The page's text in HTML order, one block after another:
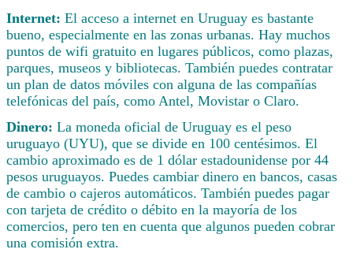
Internet: El acceso a internet en Uruguay es bastante
bueno, especialmente en las zonas urbanas. Hay muchos
puntos de wifi gratuito en lugares públicos, como plazas,
parques, museos y bibliotecas. También puedes contratar
un plan de datos móviles con alguna de las compañías
telefónicas del país, como Antel, Movistar o Claro.
Dinero: La moneda oficial de Uruguay es el peso
uruguayo (UYU), que se divide en 100 centésimos. El
cambio aproximado es de 1 dólar estadounidense por 44
pesos uruguayos. Puedes cambiar dinero en bancos, casas
de cambio o cajeros automáticos. También puedes pagar
con tarjeta de crédito o débito en la mayoría de los
comercios, pero ten en cuenta que algunos pueden cobrar
una comisión extra.